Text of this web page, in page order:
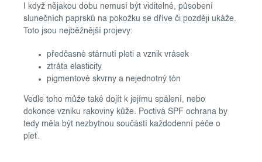
I když nějakou dobu nemusí být viditelné, působení
slunečních paprsků na pokožku se dříve či později ukáže.
Toto jsou nejběžnější projevy:
předčasné stárnutí pleti a vznik vrásek
ztráta elasticity
pigmentové skvrny a nejednotný tón
Vedle toho může také dojít k jejímu spálení, nebo
dokonce vzniku rakoviny kůže. Poctivá SPF ochrana by
tedy měla být nezbytnou součástí každodenní péče o
pleť.